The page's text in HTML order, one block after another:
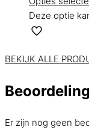
Deze optie
BEKIJK ALLE
Er zijn nog geen